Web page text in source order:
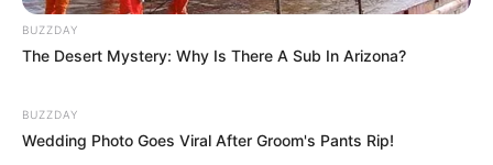
BUZZDAY
The Desert Mystery: Why Is There A Sub In Arizona?
BUZZDAY
Wedding Photo Goes Viral After Groom's Pants Rip!